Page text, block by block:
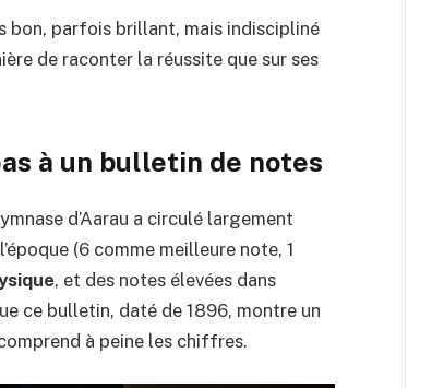
bon, parfois brillant, mais indiscipliné
de raconter la réussite que sur ses
à un bulletin de notes
d’Aarau a circulé largement
(6 comme meilleure note, 1
, et des notes élevées dans
ce bulletin, daté de 1896, montre un
à peine les chiffres.